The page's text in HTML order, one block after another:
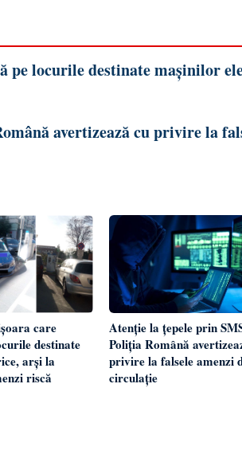
pe locurile destinate mașinilor
avertizează cu privire la
care
destinate
arși la
riscă
Atenție la țepele prin
Poliția Română
privire la falsele amenzi
circulație